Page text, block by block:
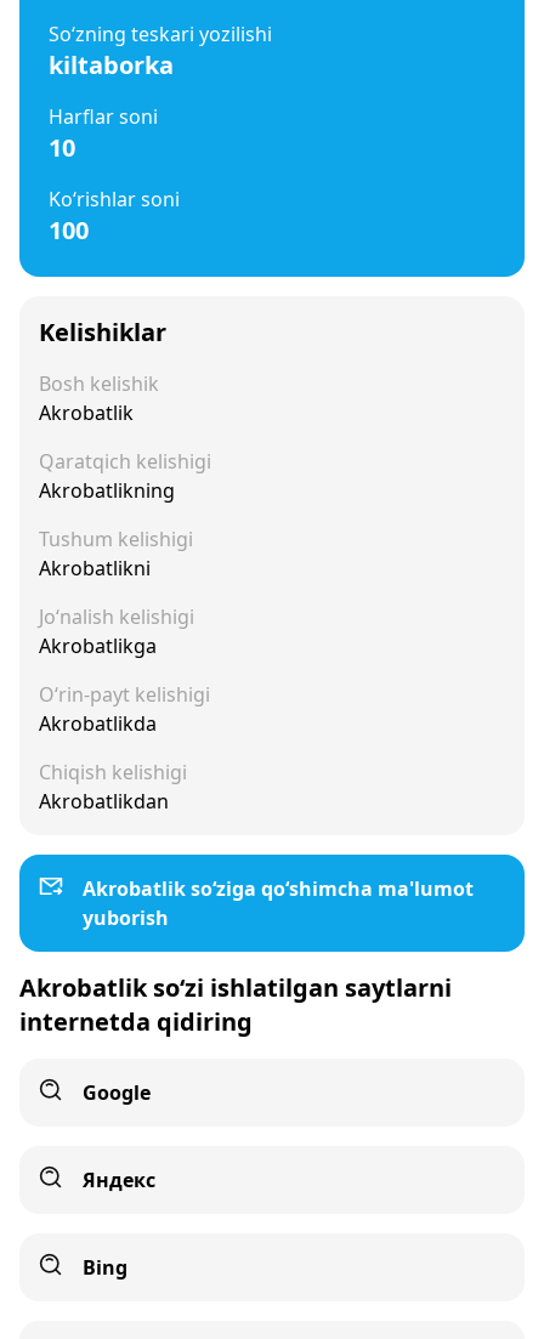
So‘zning teskari yozilishi
kiltaborka
Harflar soni
10
Ko‘rishlar soni
100
Kelishiklar
Bosh kelishik
Akrobatlik
Qaratqich kelishigi
Akrobatlikning
Tushum kelishigi
Akrobatlikni
Jo‘nalish kelishigi
Akrobatlikga
O‘rin-payt kelishigi
Akrobatlikda
Chiqish kelishigi
Akrobatlikdan
Akrobatlik so‘ziga qo‘shimcha ma'lumot
yuborish
Akrobatlik so‘zi ishlatilgan saytlarni
internetda qidiring
Google
Яндекс
Bing